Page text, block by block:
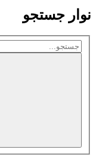
نوار جستجو